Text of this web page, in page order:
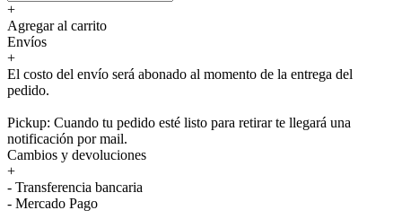
+
Agregar al carrito
Envíos
+
El costo del envío será abonado al momento de la entrega del
pedido.
Pickup: Cuando tu pedido esté listo para retirar te llegará una
notificación por mail.
Cambios y devoluciones
+
- Transferencia bancaria
- Mercado Pago